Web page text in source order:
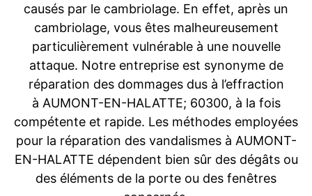
causés par le cambriolage. En effet, après un
cambriolage, vous êtes malheureusement
particulièrement vulnérable à une nouvelle
attaque. Notre entreprise est synonyme de
réparation des dommages dus à l’effraction
à AUMONT-EN-HALATTE; 60300, à la fois
compétente et rapide. Les méthodes employées
pour la réparation des vandalismes à AUMONT-
EN-HALATTE dépendent bien sûr des dégâts ou
des éléments de la porte ou des fenêtres